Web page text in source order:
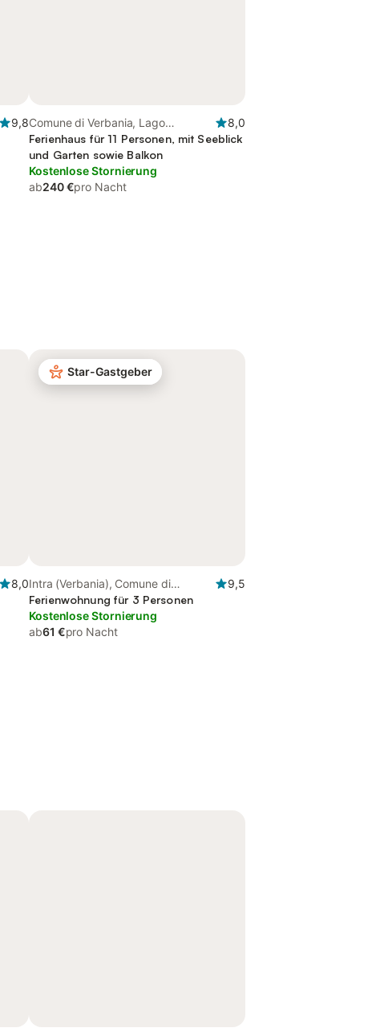
9,8Comune di Verbania, Lago
Maggiore (Piemont)
8,0
Ferienhaus für 11 Personen, mit Seeblick
und Garten sowie Balkon
Kostenlose Stornierung
ab240 €pro Nacht
8,0
Star-Gastgeber
Intra (Verbania), Comune di
Verbania
9,5
Ferienwohnung für 3 Personen
Kostenlose Stornierung
ab61 €pro Nacht